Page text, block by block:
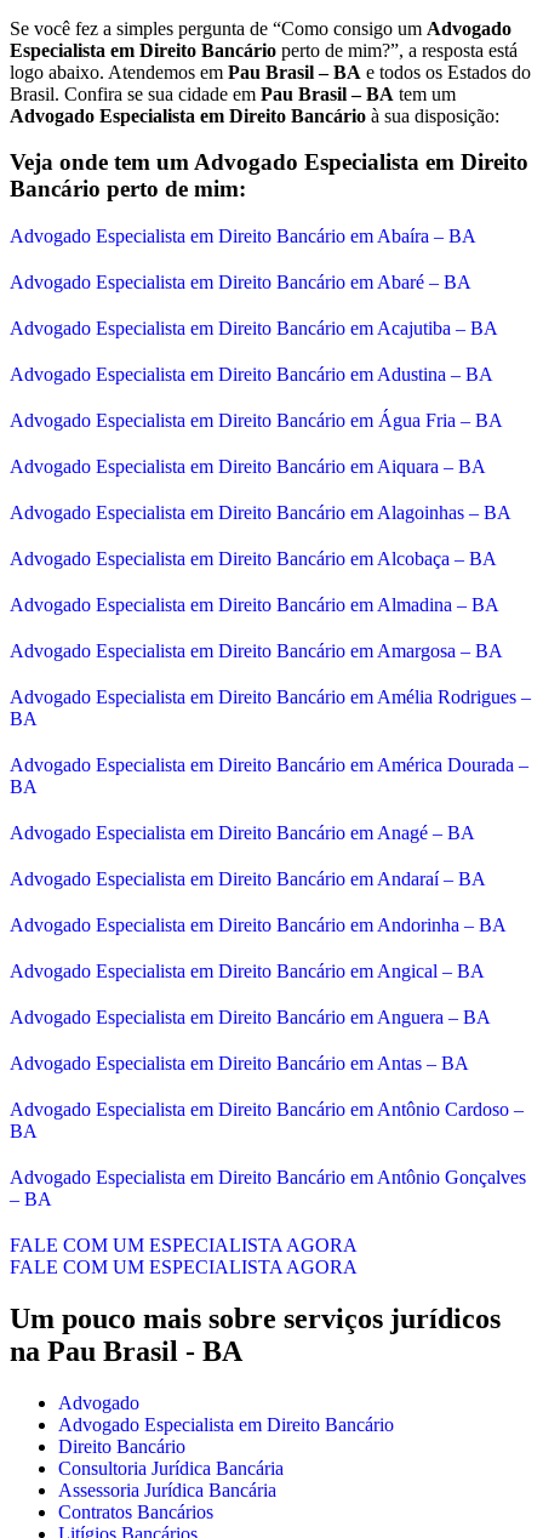
Se você fez a simples pergunta de “Como consigo um Advogado
Especialista em Direito Bancário perto de mim?”, a resposta está
logo abaixo. Atendemos em Pau Brasil – BA e todos os Estados do
Brasil. Confira se sua cidade em Pau Brasil – BA tem um
Advogado Especialista em Direito Bancário à sua disposição:
Veja onde tem um Advogado Especialista em Direito
Bancário perto de mim:
Advogado Especialista em Direito Bancário em Abaíra – BA
Advogado Especialista em Direito Bancário em Abaré – BA
Advogado Especialista em Direito Bancário em Acajutiba – BA
Advogado Especialista em Direito Bancário em Adustina – BA
Advogado Especialista em Direito Bancário em Água Fria – BA
Advogado Especialista em Direito Bancário em Aiquara – BA
Advogado Especialista em Direito Bancário em Alagoinhas – BA
Advogado Especialista em Direito Bancário em Alcobaça – BA
Advogado Especialista em Direito Bancário em Almadina – BA
Advogado Especialista em Direito Bancário em Amargosa – BA
Advogado Especialista em Direito Bancário em Amélia Rodrigues –
BA
Advogado Especialista em Direito Bancário em América Dourada –
BA
Advogado Especialista em Direito Bancário em Anagé – BA
Advogado Especialista em Direito Bancário em Andaraí – BA
Advogado Especialista em Direito Bancário em Andorinha – BA
Advogado Especialista em Direito Bancário em Angical – BA
Advogado Especialista em Direito Bancário em Anguera – BA
Advogado Especialista em Direito Bancário em Antas – BA
Advogado Especialista em Direito Bancário em Antônio Cardoso –
BA
Advogado Especialista em Direito Bancário em Antônio Gonçalves
– BA
FALE COM UM ESPECIALISTA AGORA
FALE COM UM ESPECIALISTA AGORA
Um pouco mais sobre serviços jurídicos
na Pau Brasil - BA
Advogado
Advogado Especialista em Direito Bancário
Direito Bancário
Consultoria Jurídica Bancária
Assessoria Jurídica Bancária
Contratos Bancários
Litígios Bancários